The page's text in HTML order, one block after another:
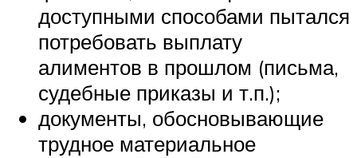
доступными способами пытался
потребовать выплату
алиментов в прошлом (письма,
судебные приказы и т.п.);
документы, обосновывающие
трудное материальное